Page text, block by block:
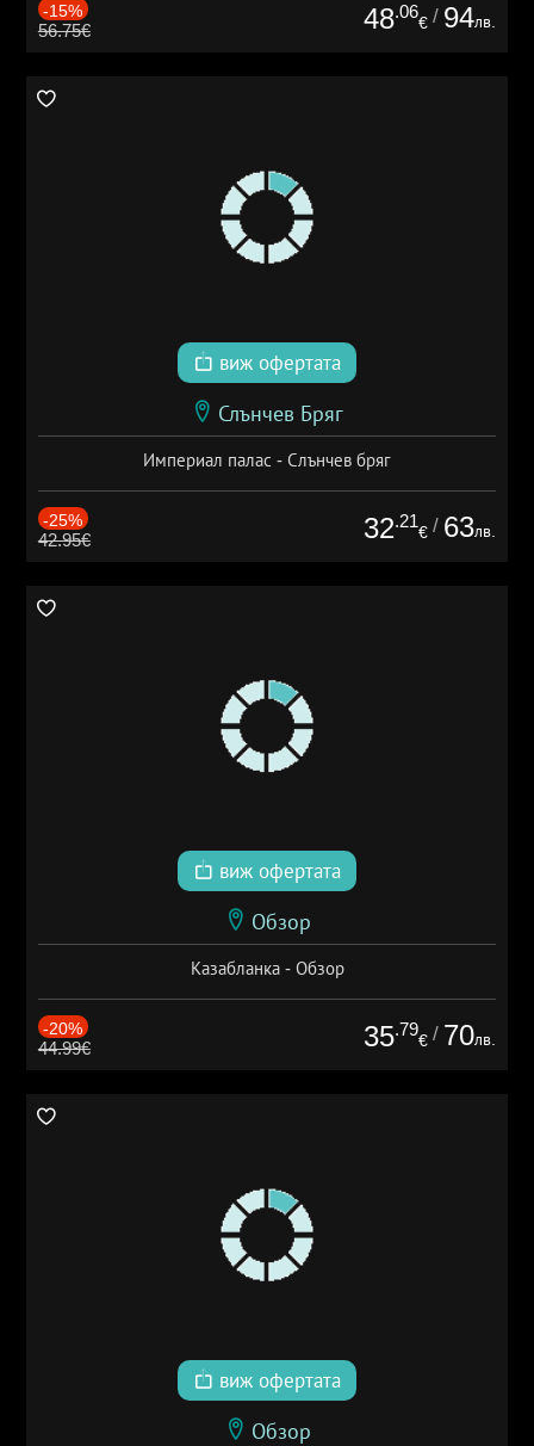
-15%
56.75€ 48.06
€ / 94лв.
виж офертата
Слънчев Бряг
Империал палас - Слънчев бряг
-25%
42.95€ 32.21
€ / 63лв.
виж офертата
Обзор
Казабланка - Обзор
-20%
44.99€ 35.79
€ / 70лв.
виж офертата
Обзор